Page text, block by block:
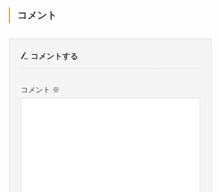
コメント
コメントする
コメント ※